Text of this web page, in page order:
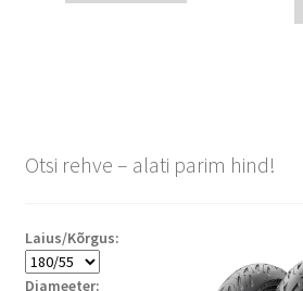
Otsi rehve – alati parim hind!
Laius/Kõrgus:
Diameeter: